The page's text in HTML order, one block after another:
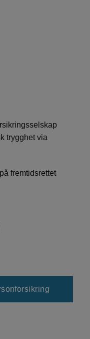
trygghet via
fremtidsrettet